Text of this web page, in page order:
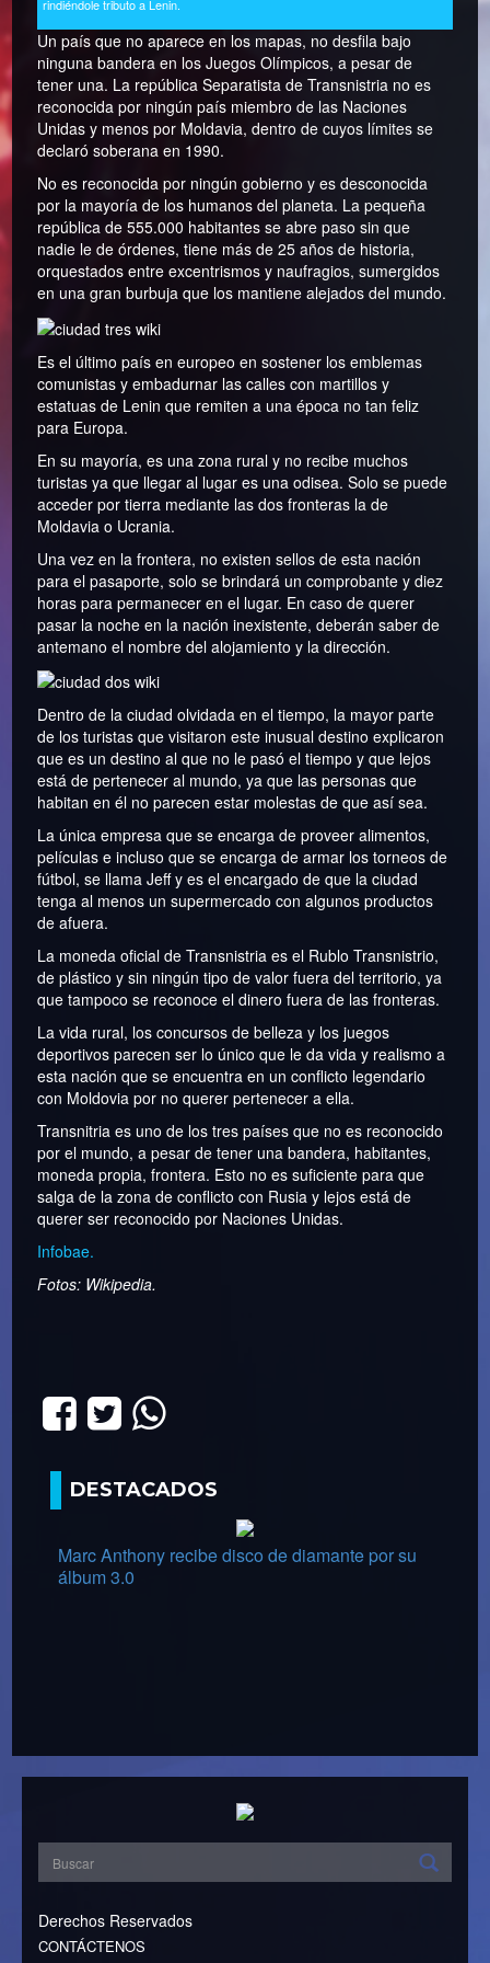
rindiéndole tributo a Lenin.
Un país que no aparece en los mapas, no desfila bajo
ninguna bandera en los Juegos Olímpicos, a pesar de
tener una. La república Separatista de Transnistria no es
reconocida por ningún país miembro de las Naciones
Unidas y menos por Moldavia, dentro de cuyos límites se
declaró soberana en 1990.
No es reconocida por ningún gobierno y es desconocida
por la mayoría de los humanos del planeta. La pequeña
república de 555.000 habitantes se abre paso sin que
nadie le de órdenes, tiene más de 25 años de historia,
orquestados entre excentrismos y naufragios, sumergidos
en una gran burbuja que los mantiene alejados del mundo.
Es el último país en europeo en sostener los emblemas
comunistas y embadurnar las calles con martillos y
estatuas de Lenin que remiten a una época no tan feliz
para Europa.
En su mayoría, es una zona rural y no recibe muchos
turistas ya que llegar al lugar es una odisea. Solo se puede
acceder por tierra mediante las dos fronteras la de
Moldavia o Ucrania.
Una vez en la frontera, no existen sellos de esta nación
para el pasaporte, solo se brindará un comprobante y diez
horas para permanecer en el lugar. En caso de querer
pasar la noche en la nación inexistente, deberán saber de
antemano el nombre del alojamiento y la dirección.
Dentro de la ciudad olvidada en el tiempo, la mayor parte
de los turistas que visitaron este inusual destino explicaron
que es un destino al que no le pasó el tiempo y que lejos
está de pertenecer al mundo, ya que las personas que
habitan en él no parecen estar molestas de que así sea.
La única empresa que se encarga de proveer alimentos,
películas e incluso que se encarga de armar los torneos de
fútbol, se llama Jeff y es el encargado de que la ciudad
tenga al menos un supermercado con algunos productos
de afuera.
La moneda oficial de Transnistria es el Rublo Transnistrio,
de plástico y sin ningún tipo de valor fuera del territorio, ya
que tampoco se reconoce el dinero fuera de las fronteras.
La vida rural, los concursos de belleza y los juegos
deportivos parecen ser lo único que le da vida y realismo a
esta nación que se encuentra en un conflicto legendario
con Moldovia por no querer pertenecer a ella.
Transnitria es uno de los tres países que no es reconocido
por el mundo, a pesar de tener una bandera, habitantes,
moneda propia, frontera. Esto no es suficiente para que
salga de la zona de conflicto con Rusia y lejos está de
querer ser reconocido por Naciones Unidas.
Infobae.
Fotos: Wikipedia.
DESTACADOS
Marc Anthony recibe disco de diamante por su
álbum 3.0
Derechos Reservados
CONTÁCTENOS